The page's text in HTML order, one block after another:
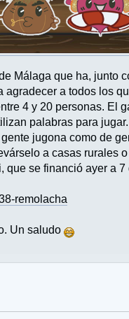
Málaga que ha, junto
agradecer a todos los
4 y 20 personas. El
palabras para
jugona como de
a casas rurales
que se financió ayer a
remolacha
Un saludo